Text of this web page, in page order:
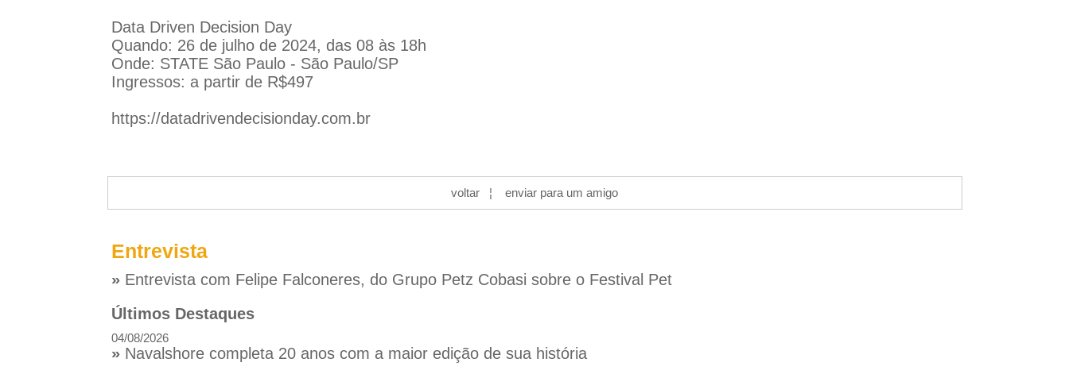
Data Driven Decision Day
Quando: 26 de julho de 2024, das 08 às 18h
Onde: STATE São Paulo - São Paulo/SP
Ingressos: a partir de R$497
https://datadrivendecisionday.com.br
voltar ¦ enviar para um amigo
Entrevista
» Entrevista com Felipe Falconeres, do Grupo Petz Cobasi sobre o Festival Pet
Últimos Destaques
04/08/2026
» Navalshore completa 20 anos com a maior edição de sua história